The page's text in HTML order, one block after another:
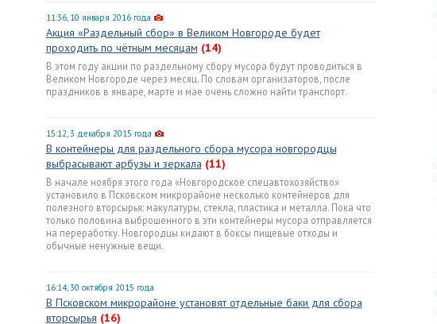
11:36, 10 января 2016 года
Акция «Раздельный сбор» в Великом Новгороде будет
проходить по чётным месяцам (14)
В этом году акции по раздельному сбору мусора будут проводиться в
Великом Новгороде через месяц. По словам организаторов, после
праздников в январе, марте и мае очень сложно найти транспорт.
15:12, 3 декабря 2015 года
В контейнеры для раздельного сбора мусора новгородцы
выбрасывают арбузы и зеркала (11)
В начале ноября этого года «Новгородское спецавтохозяйство»
установило в Псковском микрорайоне несколько контейнеров для
полезного вторсырья: макулатуры, стекла, пластика и металла. Пока что
только половина выброшенного в эти контейнеры мусора отправляется
на переработку. Новгородцы кидают в боксы пищевые отходы и
обычные ненужные вещи.
16:14, 30 октября 2015 года
В Псковском микрорайоне установят отдельные баки для сбора
вторсырья (16)